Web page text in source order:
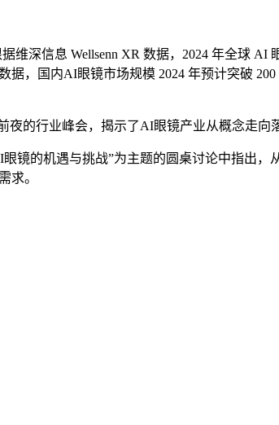
深信息 Wellsenn XR 数据，2024 年全球 AI
，国内AI眼镜市场规模 2024 年预计突破
的行业峰会，揭示了AI眼镜产业从概念走向
镜的机遇与挑战”为主题的圆桌讨论中指出
求。